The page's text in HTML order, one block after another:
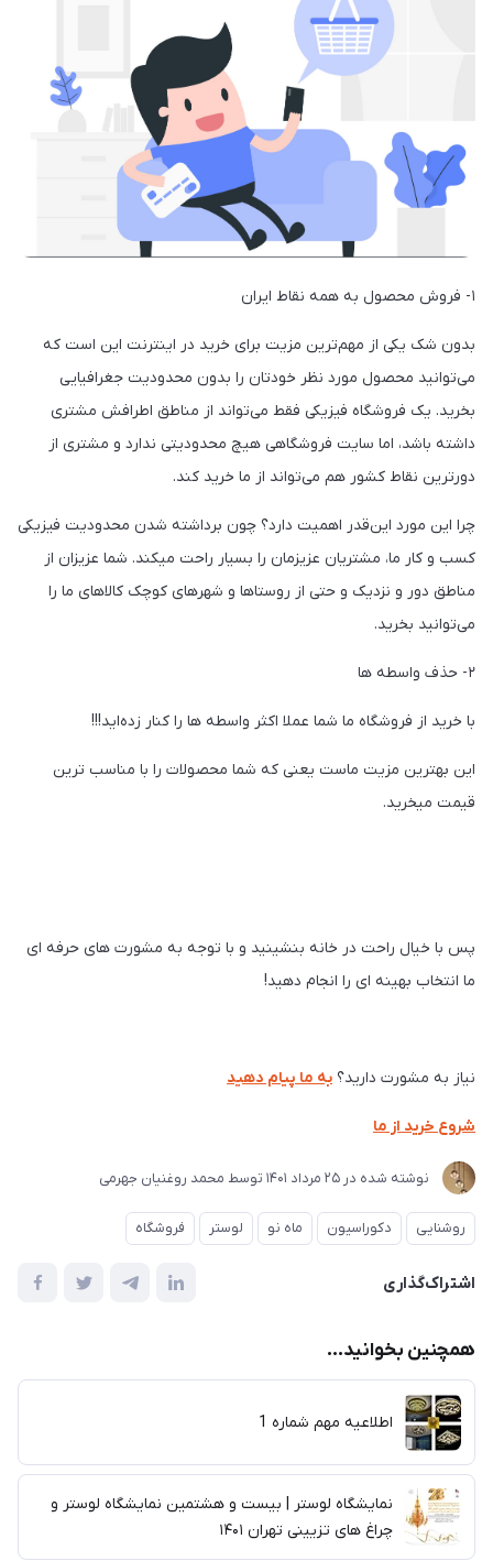
۱- فروش محصول به همه نقاط ایران
بدون شک یکی از مهم‌ترین مزیت برای خرید در اینترنت این است که
می‌توانید محصول مورد نظر خودتان را بدون محدودیت جغرافیایی
بخرید. یک فروشگاه فیزیکی فقط می‌تواند از مناطق اطرافش مشتری
داشته باشد، اما سایت فروشگاهی هیچ محدودیتی ندارد و مشتری از
دورترین نقاط کشور هم می‌تواند از ما خرید کند.
چرا این مورد این‌قدر اهمیت دارد؟ چون برداشته شدن محدودیت فیزیکی
کسب و کار ما، مشتریان‌ عزیزمان را بسیار راحت میکند. شما عزیزان از
مناطق دور و نزدیک و حتی از روستاها و شهرهای کوچک کالاهای ما را
می‌توانید بخرید.
۲- حذف واسطه ها
با خرید از فروشگاه ما شما عملا اکثر واسطه ها را کنار زده‌اید!!!
این بهترین مزیت ماست یعنی که شما محصولات را با مناسب ترین
قیمت میخرید.
پس با خیال راحت در خانه بنشینید و با توجه به مشورت های حرفه ای
ما انتخاب بهینه ای را انجام دهید!
نیاز به مشورت دارید؟ به ما پیام دهید
شروع خرید از ما
نوشته شده در 25 مرداد 1401 توسط محمد روغنیان جهرمی
روشنایی دکوراسیون ماه نو لوستر فروشگاه
اشتراک‌گذاری
همچنین بخوانید...
اطلاعیه مهم شماره 1
نمایشگاه لوستر | بیست و هشتمین نمایشگاه لوستر و
چراغ های تزیینی تهران ۱۴۰۱